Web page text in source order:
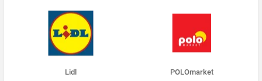
Lidl POLOmarket